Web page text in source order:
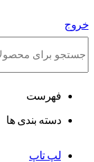
خروج
فهرست
دسته بندی ها
لپ تاپ